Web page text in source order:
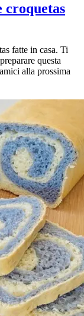
croquetas
fatte in casa. Ti
questa
alla prossima